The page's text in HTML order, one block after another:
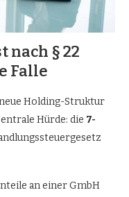
nach § 22
Falle
Holding-Struktur
Hürde: die 7-
an einer GmbH